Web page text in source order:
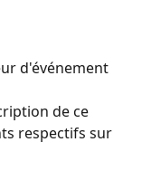
d'événement
de ce
respectifs sur